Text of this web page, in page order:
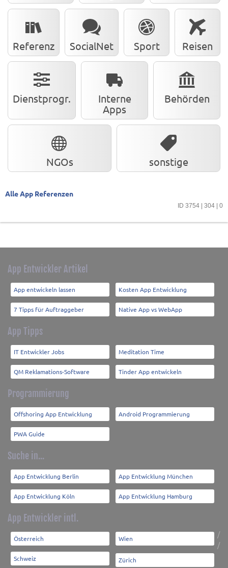
Referenz SocialNet Sport Reisen
Dienstprogr.
Interne
Apps
Behörden
NGOs sonstige
Alle App Referenzen
ID 3754 | 304 | 0
App Entwickler Artikel
App entwickeln lassen Kosten App Entwicklung
7 Tipps für Auftraggeber Native App vs WebApp
App Tipps
IT Entwickler Jobs Meditation Time
QM Reklamations-Software Tinder App entwickeln
Programmierung
Offshoring App Entwicklung Android Programmierung
PWA Guide
Suche in...
App Entwicklung Berlin App Entwicklung München
App Entwicklung Köln App Entwicklung Hamburg
App Entwickler intl.
Österreich /
Wien
Schweiz
/
Zürich